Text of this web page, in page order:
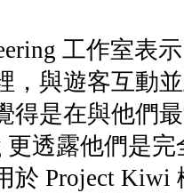
工作室表
，與遊客互動
得是在與他們
更透露他們是
於 Project Kiwi